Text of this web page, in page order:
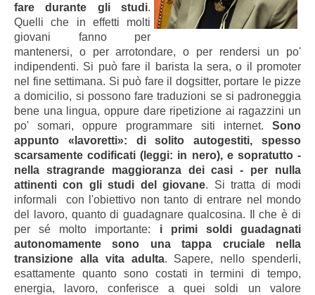
fare durante gli studi.
Quelli che in effetti molti
giovani fanno per
mantenersi, o per arrotondare, o per rendersi un po'
indipendenti. Si può fare il barista la sera, o il promoter
nel fine settimana. Si può fare il dogsitter, portare le pizze
a domicilio, si possono fare traduzioni se si padroneggia
bene una lingua, oppure dare ripetizione ai ragazzini un
po' somari, oppure programmare siti internet. Sono
appunto «lavoretti»: di solito autogestiti, spesso
scarsamente codificati (leggi: in nero), e sopratutto -
nella stragrande maggioranza dei casi - per nulla
attinenti con gli studi del giovane. Si tratta di modi
informali con l'obiettivo non tanto dientrare nel mondo
del lavoro, quanto di guadagnare qualcosina. Il che è di
per sé molto importante: i primi soldi guadagnati
autonomamente sono una tappa cruciale nella
transizione alla vita adulta. Sapere, nello spenderli,
esattamente quanto sono costati in termini di tempo,
energia, lavoro, conferisce a quei soldi un valore